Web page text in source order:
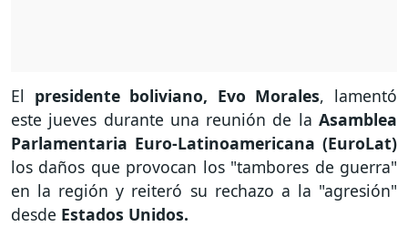
El presidente boliviano, Evo Morales, lamentó
este jueves durante una reunión de la Asamblea
Parlamentaria Euro-Latinoamericana (EuroLat)
los daños que provocan los "tambores de guerra"
en la región y reiteró su rechazo a la "agresión"
desde Estados Unidos.